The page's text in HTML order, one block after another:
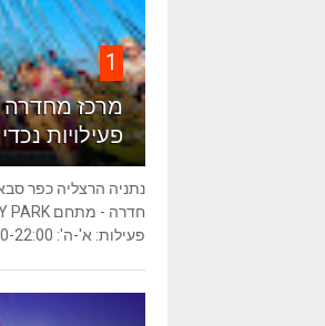
1
מרכז מחדרה
פעילויות
נתניה הרצליה כפר
פעילות: א'-ה': 15:00-22:00, ו': 12:0...